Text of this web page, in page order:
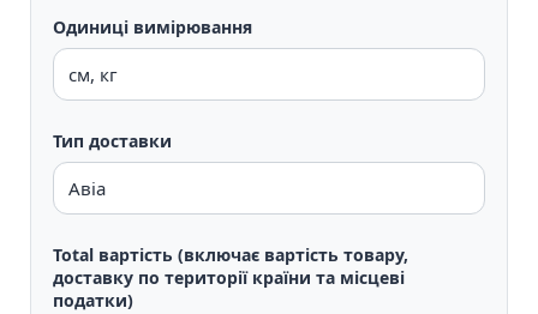
Одиниці вимірювання
Тип доставки
Total вартість (включає вартість товару,
доставку по території країни та місцеві
податки)